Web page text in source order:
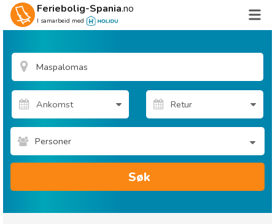
Feriebolig-Spania.no
I samarbeid med
Personer
Søk